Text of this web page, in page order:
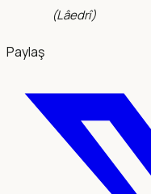
(Lâedrî)
Paylaş